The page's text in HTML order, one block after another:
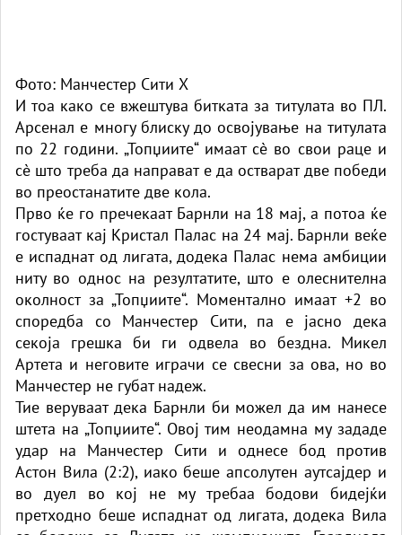
Фото: Манчестер Сити Х
И тоа како се вжештува битката за титулата во ПЛ.
Арсенал е многу блиску до освојување на титулата
по 22 години. „Топџиите“ имаат сè во свои раце и
сè што треба да направат е да остварат две победи
во преостанатите две кола.
Прво ќе го пречекаат Барнли на 18 мај, а потоа ќе
гостуваат кај Кристал Палас на 24 мај. Барнли веќе
е испаднат од лигата, додека Палас нема амбиции
ниту во однос на резултатите, што е олеснителна
околност за „Топџиите“. Моментално имаат +2 во
споредба со Манчестер Сити, па е јасно дека
секоја грешка би ги одвела во бездна. Микел
Артета и неговите играчи се свесни за ова, но во
Манчестер не губат надеж.
Тие веруваат дека Барнли би можел да им нанесе
штета на „Топџиите“. Овој тим неодамна му зададе
удар на Манчестер Сити и однесе бод против
Астон Вила (2:2), иако беше апсолутен аутсајдер и
во дуел во кој не му требаа бодови бидејќи
претходно беше испаднат од лигата, додека Вила